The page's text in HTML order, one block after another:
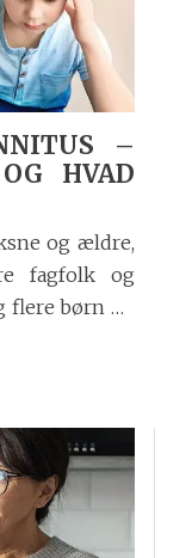
–
HVAD
og ældre,
fagfolk og
flere børn og
spørgsmål: